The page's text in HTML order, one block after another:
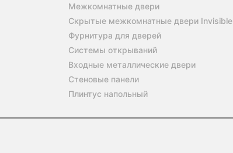
Межкомнатные двери
Скрытые межкомнатные двери Invisible
Фурнитура для дверей
Системы открываний
Входные металлические двери
Стеновые панели
Плинтус напольный